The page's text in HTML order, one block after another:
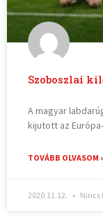
Szoboszlai
A magyar
kijutott az
TOVÁBB OLVASOM
2020.11.12. Nincs